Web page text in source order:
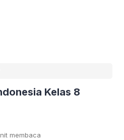
Kelas 8
membaca